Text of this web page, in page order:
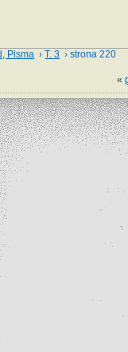
Pisma ›T. 3 › strona 220
«